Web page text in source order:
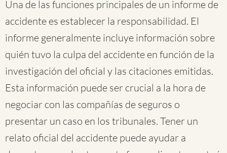
Una de las funciones principales de un informe de
accidente es establecer la responsabilidad. El
informe generalmente incluye información sobre
quién tuvo la culpa del accidente en función de la
investigación del oficial y las citaciones emitidas.
Esta información puede ser crucial a la hora de
negociar con las compañías de seguros o
presentar un caso en los tribunales. Tener un
relato oficial del accidente puede ayudar a